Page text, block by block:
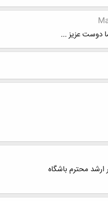
دوست عزیز ...
محترم باشگاه